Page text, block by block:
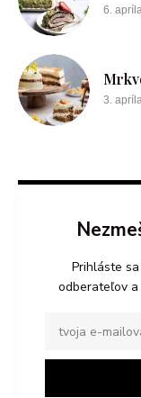
6.
3.
Prihláste
odberateľov a